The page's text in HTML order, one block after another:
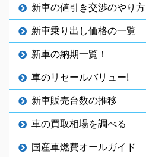
新車の値引き交渉のやり方
新車乗り出し価格の一覧
新車の納期一覧！
車のリセールバリュー!
新車販売台数の推移
車の買取相場を調べる
国産車燃費オールガイド